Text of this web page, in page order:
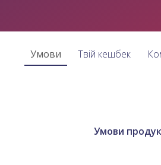
Умови Твій кешбек
Умови